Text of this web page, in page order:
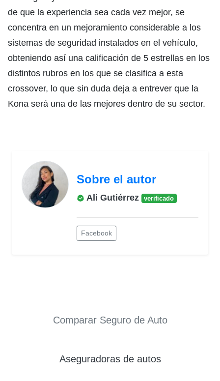
de que la experiencia sea cada vez mejor, se
concentra en un mejoramiento considerable a los
sistemas de seguridad instalados en el vehículo,
obteniendo así una calificación de 5 estrellas en los
distintos rubros en los que se clasifica a esta
crossover, lo que sin duda deja a entrever que la
Kona será una de las mejores dentro de su sector.
Sobre el autor
Ali Gutiérrez verificado
Facebook
Comparar Seguro de Auto
Aseguradoras de autos